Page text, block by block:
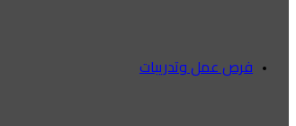
فرص عمل وتدريبات